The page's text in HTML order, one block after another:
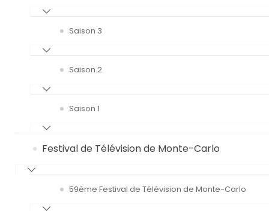
Saison 3
Saison 2
Saison 1
Festival de Télévision de Monte-Carlo
59ème Festival de Télévision de Monte-Carlo